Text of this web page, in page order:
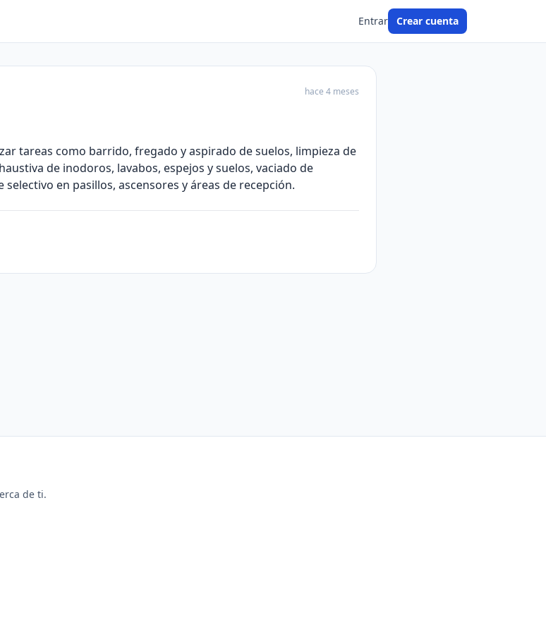
Entrar Crear cuenta
hace 4 meses
tareas como barrido, fregado y aspirado de suelos, limpieza de
de inodoros, lavabos, espejos y suelos, vaciado de
en pasillos, ascensores y áreas de recepción.
de ti.